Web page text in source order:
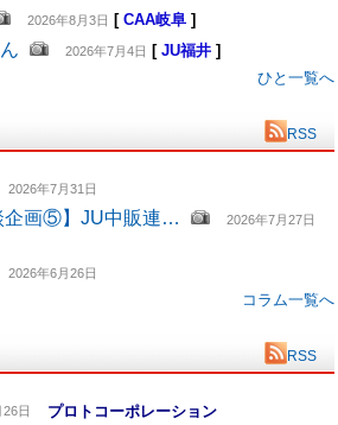
2026年8月3日 [ CAA岐阜 ]
2026年7月4日 [ JU福井 ]
ひと一覧へ
RSS
2026年7月31日
企画⑤】JU中販連… 2026年7月27日
2026年6月26日
コラム一覧へ
RSS
日 プロトコーポレーション